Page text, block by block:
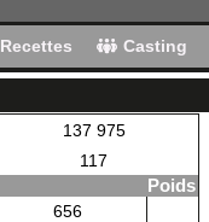
Recettes Casting
137 975
117
Poids
656